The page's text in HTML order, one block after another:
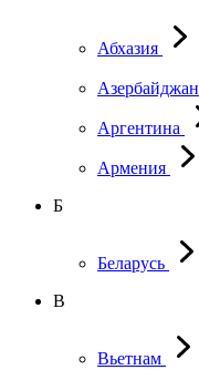
Абхазия
Азербайджан
Аргентина
Армения
Б
Беларусь
В
Вьетнам